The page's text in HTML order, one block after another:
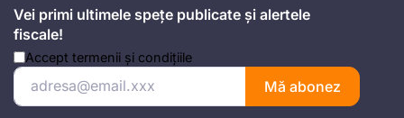
Vei primi ultimele spețe publicate și alertele
fiscale!
Accept termenii și condițiile
Mă abonez